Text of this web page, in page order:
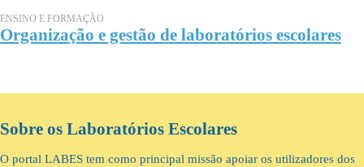
ENSINO E FORMAÇÃO
Organização e gestão de laboratórios escolares
Sobre os Laboratórios Escolares
O portal LABES tem como principal missão apoiar os utilizadores dos